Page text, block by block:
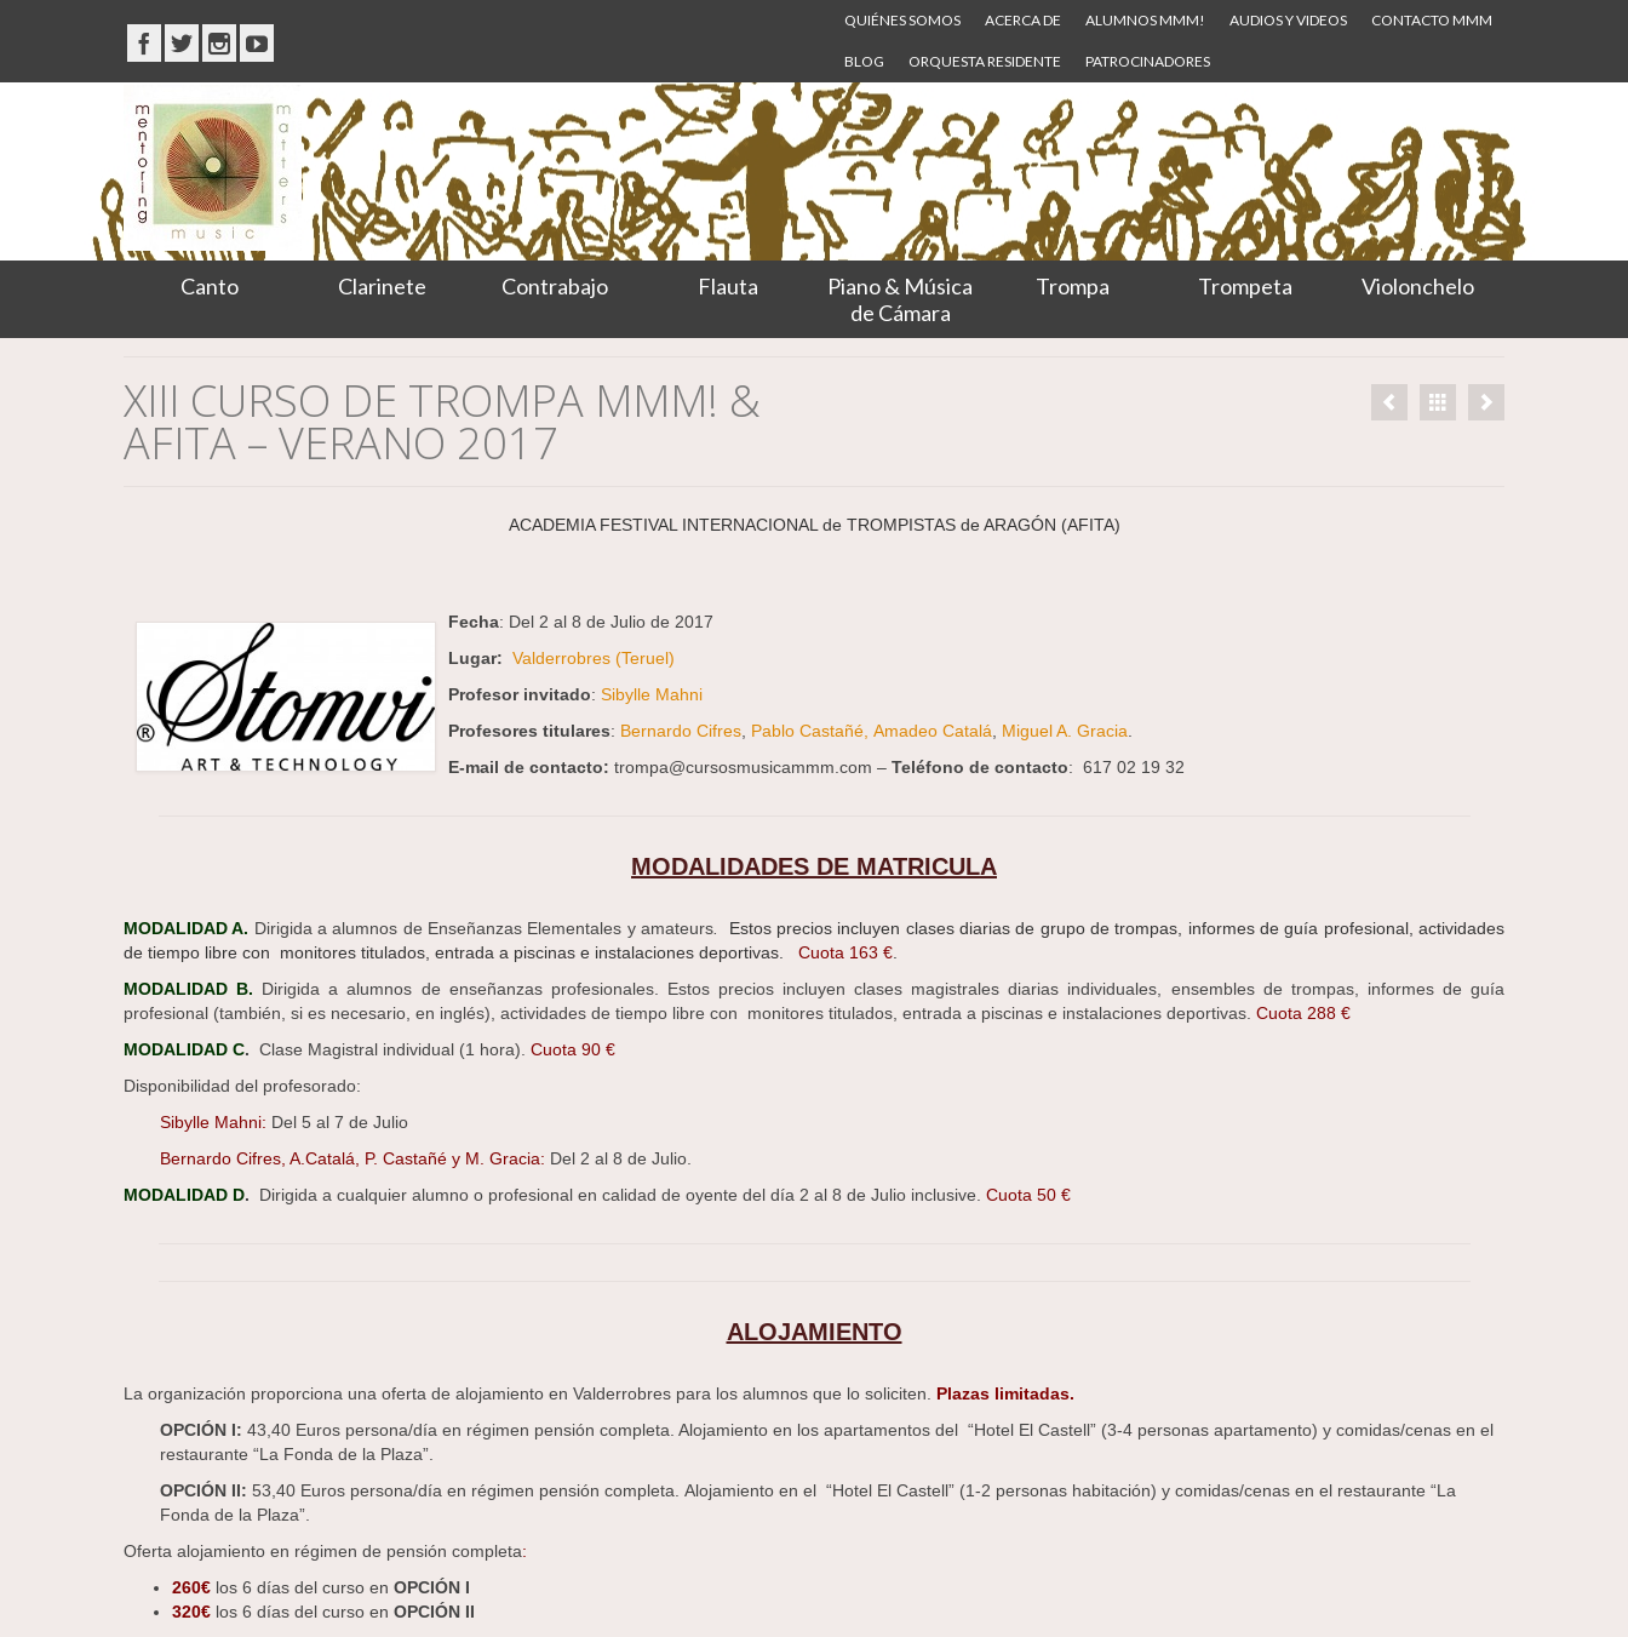
QUIÉNES SOMOS ACERCA DE ALUMNOS MMM! AUDIOS Y VIDEOS CONTACTO MMM
BLOG ORQUESTA RESIDENTE PATROCINADORES
Canto Clarinete Contrabajo Flauta
Piano & Música
de Cámara
Trompa Trompeta Violonchelo
XIII CURSO DE TROMPA MMM! &
AFITA – VERANO 2017
ACADEMIA FESTIVAL INTERNACIONAL de TROMPISTAS de ARAGÓN (AFITA)
Fecha: Del 2 al 8 de Julio de 2017
Lugar: Valderrobres (Teruel)
Profesor invitado: Sibylle Mahni
Profesores titulares: Bernardo Cifres Pablo Castañé, Amadeo Catalá Miguel A. Gracia
E-mail de contacto: trompa@cursosmusicammm.com – Teléfono de contacto: 617 02 19 32
MODALIDADES DE MATRICULA
MODALIDAD A. Dirigida a alumnos de Enseñanzas Elementales y amateurs
Estos precios incluyen clases diarias de grupo de trompas, informes de guía profesional, actividades
de tiempo libre con monitores titulados, entrada a piscinas e instalaciones deportivas. Cuota 163 €
MODALIDAD B. Dirigida a alumnos de enseñanzas profesionales. Estos precios incluyen clases magistrales diarias individuales, ensembles de trompas, informes de guía
profesional (también, si es necesario, en inglés), actividades de tiempo libre con monitores titulados, entrada a piscinas e instalaciones deportivas. Cuota 288 €
MODALIDAD C. Clase Magistral individual (1 hora). Cuota 90 €
Disponibilidad del profesorado:
Sibylle Mahni: Del 5 al 7 de Julio
Bernardo Cifres, A.Catalá, P. Castañé y M. Gracia: Del 2 al 8 de Julio.
MODALIDAD D. Dirigida a cualquier alumno o profesional en calidad de oyente del día 2 al 8 de Julio inclusive. Cuota 50 €
ALOJAMIENTO
La organización proporciona una oferta de alojamiento en Valderrobres para los alumnos que lo soliciten.
Plazas limitadas.
OPCIÓN I: 43,40 Euros persona/día en régimen pensión completa. Alojamiento en los apartamentos del “Hotel El Castell” (3-4 personas apartamento) y comidas/cenas en el
restaurante “La Fonda de la Plaza”.
OPCIÓN II: 53,40 Euros persona/día en régimen pensión completa. Alojamiento en el “Hotel El Castell” (1-2 personas habitación) y comidas/cenas en el restaurante “La
Fonda de la Plaza”.
Oferta alojamiento en régimen de pensión completa:
260€ los 6 días del curso en OPCIÓN I
320€ los 6 días del curso en OPCIÓN II